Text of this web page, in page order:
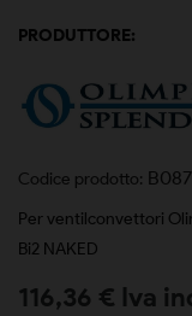
PRODUTTORE:
Codice prodotto:
Per ventilconvettori
Bi2 NAKED
116,36 € Iva